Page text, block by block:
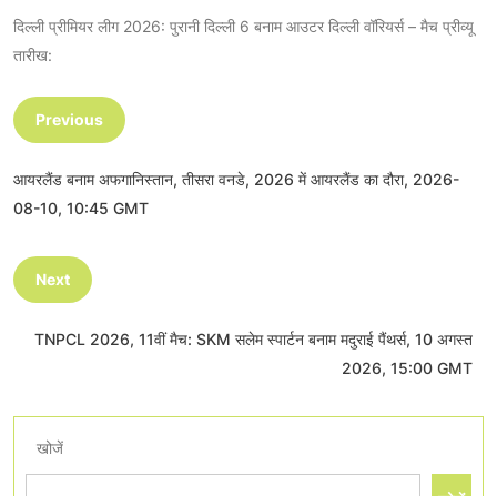
दिल्ली प्रीमियर लीग 2026: पुरानी दिल्ली 6 बनाम आउटर दिल्ली वॉरियर्स – मैच प्रीव्यू
तारीख:
Previous
आयरलैंड बनाम अफगानिस्तान, तीसरा वनडे, 2026 में आयरलैंड का दौरा, 2026-
08-10, 10:45 GMT
Next
TNPCL 2026, 11वीं मैच: SKM सलेम स्पार्टन बनाम मदुराई पैंथर्स, 10 अगस्त
2026, 15:00 GMT
खोजें